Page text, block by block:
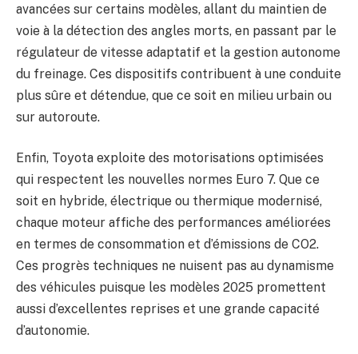
avancées sur certains modèles, allant du maintien de
voie à la détection des angles morts, en passant par le
régulateur de vitesse adaptatif et la gestion autonome
du freinage. Ces dispositifs contribuent à une conduite
plus sûre et détendue, que ce soit en milieu urbain ou
sur autoroute.
Enfin, Toyota exploite des motorisations optimisées
qui respectent les nouvelles normes Euro 7. Que ce
soit en hybride, électrique ou thermique modernisé,
chaque moteur affiche des performances améliorées
en termes de consommation et d’émissions de CO2.
Ces progrès techniques ne nuisent pas au dynamisme
des véhicules puisque les modèles 2025 promettent
aussi d’excellentes reprises et une grande capacité
d’autonomie.